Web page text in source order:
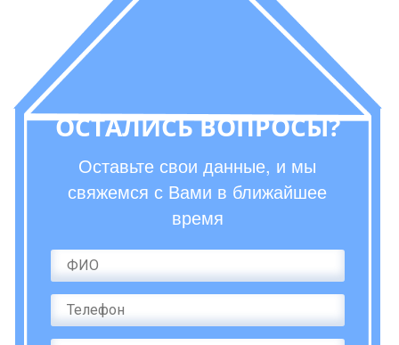
ОСТАЛИСЬ ВОПРОСЫ?
Оставьте свои данные, и мы
свяжемся с Вами в ближайшее
время